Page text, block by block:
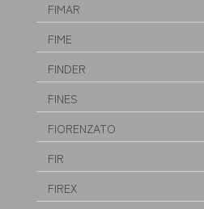
FIMAR
FIME
FINDER
FINES
FIORENZATO
FIR
FIREX